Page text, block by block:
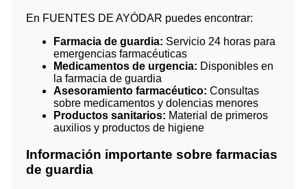
En FUENTES DE AYÓDAR puedes encontrar:
Farmacia de guardia: Servicio 24 horas para
emergencias farmacéuticas
Medicamentos de urgencia: Disponibles en
la farmacia de guardia
Asesoramiento farmacéutico: Consultas
sobre medicamentos y dolencias menores
Productos sanitarios: Material de primeros
auxilios y productos de higiene
Información importante sobre farmacias
de guardia